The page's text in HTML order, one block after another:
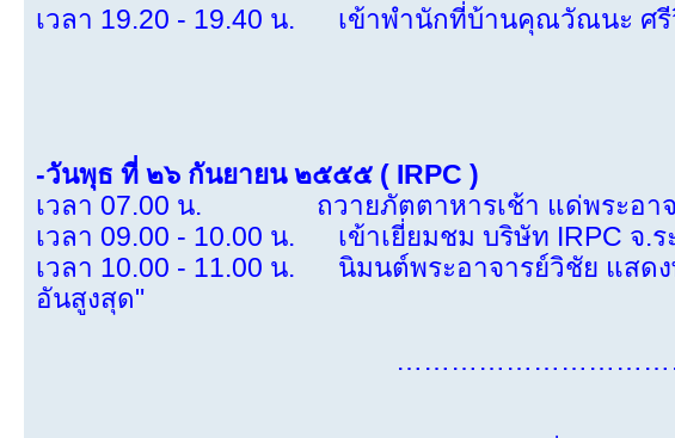
เวลา 19.20 - 19.40 น. เข้าพำนักที่บ้านคุณวัณนะ ศรี
-วันพุธ ที่ ๒๖ กันยายน ๒๕๕๕ ( IRPC )
เวลา 07.00 น. ถวายภัตตาหารเช้า แด่พระอาจ
เวลา 09.00 - 10.00 น. เข้าเยี่ยมชม บริษัท IRPC จ.ร
เวลา 10.00 - 11.00 น. นิมนต์พระอาจารย์วิชัย แสด
อันสูงสุด"